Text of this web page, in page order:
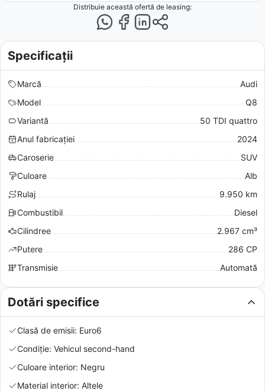
Distribuie această ofertă de leasing:
Specificații
Marcă
Audi
Model
Q8
Variantă
50 TDI quattro
Anul fabricației
2024
Caroserie
SUV
Culoare
Alb
Rulaj
9.950 km
Combustibil
Diesel
Cilindree
2.967 cm³
Putere
286 CP
Transmisie
Automată
Dotări specifice
Clasă de emisii: Euro6
Condiție: Vehicul second-hand
Culoare interior: Negru
Material interior: Altele